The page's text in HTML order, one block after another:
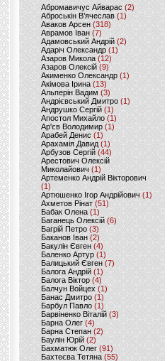
Абромавичус Айварас (2)
Аброськін В’ячеслав(1)
Аваков Арсен (318)
Аврамов Іван (7)
Адамовський Андрій(2)
Адаріч Олександр (1)
Азаров Микола (12)
Азаров Олексій (9)
Акименко Олександр(1)
Акімова Ірина(13)
Альперін Вадим (3)
Андрієвський Дмитро(1)
Андрушко Сергій(1)
Апостол Михайло(1)
Ар'єв Володимир (1)
Арабей Денис(1)
Арахамія Давид (1)
Арбузов Сергій (44)
Арестович Олексій
Миколайович(1)
Артеменко Андрій Вікторович
(1)
Артюшенко Ігор Андрійович(1)
Ахметов Рінат(51)
Бабак Олена(1)
Баганець Олексій(6)
Багрій Петро (3)
Баканов Іван(2)
Бакулін Євген (4)
Баленко Артур(1)
Балицький Євген(7)
Балога Андрій (1)
Балога Віктор (4)
Балчун Войцех (1)
Банас Дмитро (1)
Барбул Павло(1)
Барвіненко Віталій(3)
Барна Олег (4)
Барна Степан (2)
Баулін Юрій (2)
Бахматюк Олег (91)
Бахтеєва Тетяна(55)